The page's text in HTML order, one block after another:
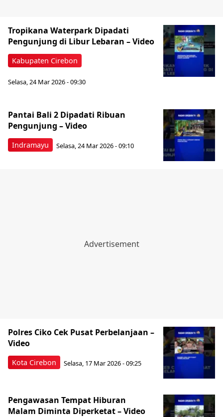
Kabupaten Cirebon
‎Tropikana Waterpark Dipadati
Pengunjung di Libur Lebaran – Video
Selasa, 24 Mar 2026 - 09:30
Indramayu
Pantai Bali 2 Dipadati Ribuan
Pengunjung – Video
Selasa, 24 Mar 2026 - 09:10
Kota Cirebon
Polres Ciko Cek Pusat Perbelanjaan –
Video
Selasa, 17 Mar 2026 - 09:25
Pengawasan Tempat Hiburan
Malam Diminta Diperketat – Video